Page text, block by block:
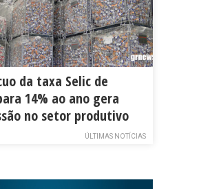
da taxa Selic de
14% ao ano gera
no setor produtivo
ÚLTIMAS NOTÍCIAS